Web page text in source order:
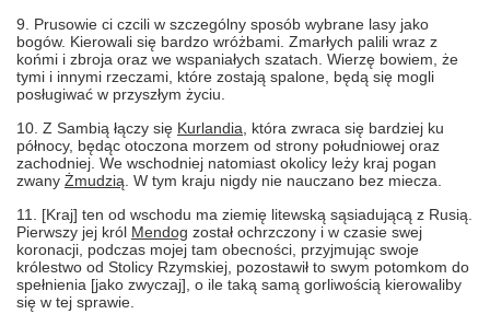
9. Prusowie ci czcili w szczególny sposób wybrane lasy jako
bogów. Kierowali się bardzo wróżbami. Zmarłych palili wraz z
końmi i zbroja oraz we wspaniałych szatach. Wierzę bowiem, że
tymi i innymi rzeczami, które zostają spalone, będą się mogli
posługiwać w przyszłym życiu.
10. Z Sambią łączy się Kurlandia , która zwraca się bardziej ku
północy, będąc otoczona morzem od strony południowej oraz
zachodniej. We wschodniej natomiast okolicy leży kraj pogan
zwany Żmudzią . W tym kraju nigdy nie nauczano bez miecza.
11. [Kraj] ten od wschodu ma ziemię litewską sąsiadującą z Rusią.
Pierwszy jej król Mendog został ochrzczony i w czasie swej
koronacji, podczas mojej tam obecności, przyjmując swoje
królestwo od Stolicy Rzymskiej, pozostawił to swym potomkom do
spełnienia [jako zwyczaj], o ile taką samą gorliwością kierowaliby
się w tej sprawie.